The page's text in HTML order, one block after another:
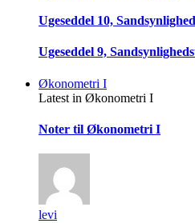
Ugeseddel 10,
Ugeseddel 9,
Økonometri I
Latest in Økonometri I
Noter til Økonometri I
levi